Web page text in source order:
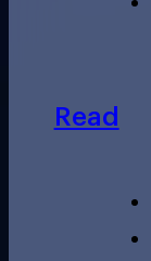
Read